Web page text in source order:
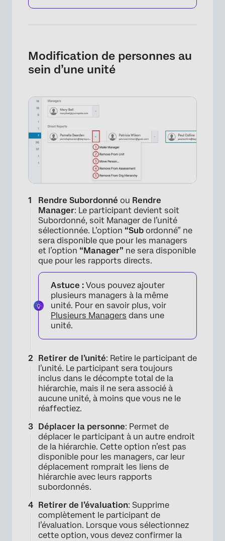
Modification de personnes au
sein d’une unité
Rendre Subordonné ou Rendre
Manager: Le participant devient soit
Subordonné, soit Manager de l’unité
sélectionnée. L’option “Sub ordonné” ne
sera disponible que pour les managers
et l’option “Manager” ne sera disponible
que pour les rapports directs.
Astuce : Vous pouvez ajouter
plusieurs managers à la même
unité. Pour en savoir plus, voir
Plusieurs Managers dans une
unité.
Retirer de l’unité: Retire le participant de
l’unité. Le participant sera toujours
inclus dans le décompte total de la
hiérarchie, mais il ne sera associé à
aucune unité, à moins que vous ne le
réaffectiez.
Déplacer la personne: Permet de
déplacer le participant à un autre endroit
de la hiérarchie. Cette option n’est pas
disponible pour les managers, car leur
déplacement romprait les liens de
hiérarchie avec leurs rapports
subordonnés.
Retirer de l’évaluation: Supprime
complètement le participant de
l’évaluation. Lorsque vous sélectionnez
cette option, vous devez confirmer la